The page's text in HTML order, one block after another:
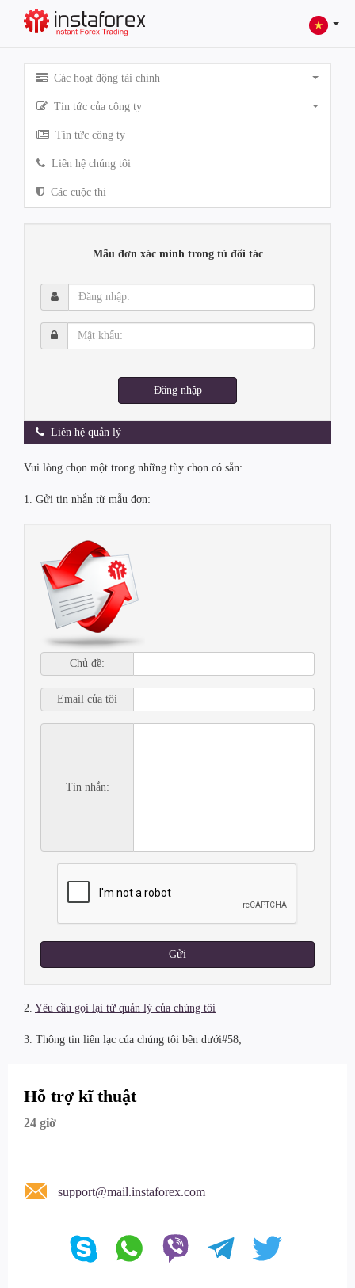
Các hoạt động tài chính
Tin tức của công ty
Tin tức công ty
Liên hệ chúng tôi
Các cuộc thi
Mẫu đơn xác minh trong tủ đối tác
Đăng
nhập:
Mật
khẩu:
Đăng nhập
Liên hệ quản lý
Vui lòng chọn một trong những tùy chọn có sẵn:
1. Gửi tin nhắn từ mẫu đơn:
Chủ đề:
Email của tôi
Tin nhắn:
Gửi
2. Yêu cầu gọi lại từ quản lý của chúng tôi
3. Thông tin liên lạc của chúng tôi bên dưới#58;
Hỗ trợ kĩ thuật
24 giờ
support@mail.instaforex.com